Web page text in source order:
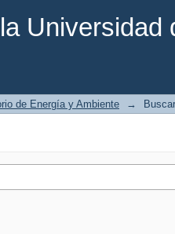
Universidad
de Energía y Ambiente → Buscar